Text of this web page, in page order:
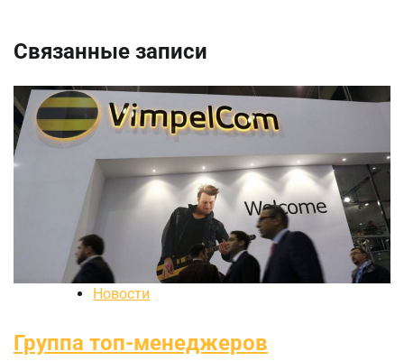
Связанные записи
Новости
Группа топ-менеджеров